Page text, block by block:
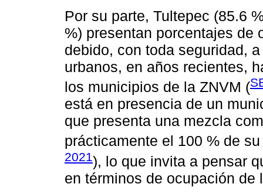
Por su parte, Tultepec (85.6
%) presentan porcentajes de
debido, con toda seguridad,
urbanos, en años recientes,
los municipios de la ZNVM (
está en presencia de un
que presenta una mezcla
prácticamente el 100 % de
2021), lo que invita a pensar
en términos de ocupación de